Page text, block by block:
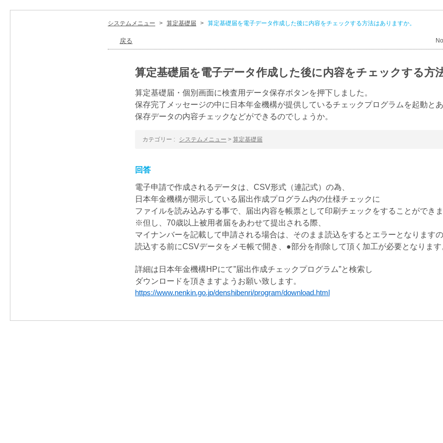
システムメニュー > 算定基礎届 > 算定基礎届を電子データ作成した後に内容をチェックする方法はありますか。
戻る
算定基礎届を電子データ作成した後に内容をチェックする方
算定基礎届・個別画面に検査用データ保存ボタンを押下しました。
保存完了メッセージの中に日本年金機構が提供しているチェックプログラムを起動と
保存データの内容チェックなどができるのでしょうか。
カテゴリー : システムメニュー > 算定基礎届
回答
電子申請で作成されるデータは、CSV形式（連記式）の為、
日本年金機構が開示している届出作成プログラム内の仕様チェックに
ファイルを読み込みする事で、
届出内容を帳票として印刷チェックをすることができ
※但し、70歳以上被用者届をあわせて提出される際、
マイナンバーを記載して申請される場合は、そのまま読込をするとエラーとなります
読込する前にCSVデータをメモ帳で開き、●部分を削除して頂く加工が必要となります
詳細は日本年金機構HPにて”届出作成チェックプログラム”と検索し
ダウンロードを頂きますよう お願い致します。
https://www.nenkin.go.jp/denshibenri/program/download.html